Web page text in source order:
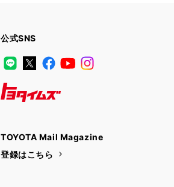
公式SNS
LINE
X FacebookYouTube
TOYOTA Mail Magazine
登録はこちら